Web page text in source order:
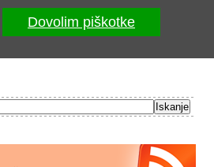
Dovolim piškotke